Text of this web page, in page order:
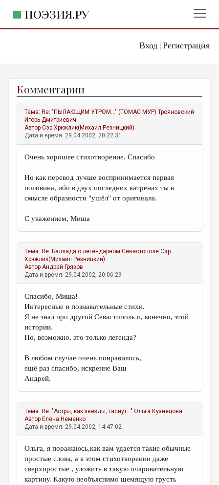
Вход| Регистрация
ПОЭЗИЯ.РУ
ЖАНРЫ
АВТОРЫ
КОММЕНТАРИИ
ЛИТСАЛОН
НОВОСТИ
ПРАВИЛА САЙТА
ОТДЕЛЫ И РУБРИКИ
ИЗБРАННОЕ
ДАЙДЖЕСТ
ПРОИЗВЕДЕНИЯ
ПЕРЕВОДЫ
КОНКУРСЫ
ДЕТСКАЯ КОМНАТА
КНИЖНАЯ ПОЛКА
ОБЗОР ЛИТЕРАТУРЫ
СТРАНИЦЫ ПАМЯТИ
ОБЪЯВЛЕНИЯ
КОЛОНКА РЕДАКТОРА
РЕДКОЛЛЕГИЯ
ОТ РЕДАКЦИИ
ЭССЕИСТИКА
ЛИТЕРАТУРОВЕДЕНИЕ
Комментарии
Тема: Re: "ПЫЛАЮЩИМ УТРОМ..." (ТОМАС МУР) Трояновский
Игорь Дмитриевич
АвторСэр Хрюклик(Михаил Резницкий)
Дата и время: 29.04.2002, 20:22:31
Очень хорошее стихотворение. Спасибо
Но как перевод лучше воспринимается первая
половина, ибо в двух последних катренах ты в
смысле образности "ушёл" от оригинала.
С уважением, Миша
Тема: Re: Баллада о легендарном Севастополе Сэр
Хрюклик(Михаил Резницкий)
АвторАндрей Грязов
Дата и время: 29.04.2002, 20:06:29
Спасибо, Миша!
Интересные и познавательные стихи.
Я не знал про другой Севастополь и, конечно, этой
истории.
Но, возможно, это только легенда?
В любом случае очень понравилось,
ещё раз спасибо, искренне Ваш
Андрей.
Тема: Re: "Астры, как звезды, гаснут..." Ольга Кузнецова
Автор Елена Неменко
Дата и время: 29.04.2002, 14:47:02
Ольга, я поражаюсь,как вам удается такие обычные
простые слова, а в этом стихотворении даже
сверхпростые , уложить в такую очаровательную
картину. Какую необъяснимо щемящую грусть